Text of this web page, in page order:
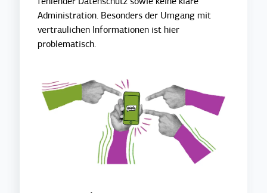
Administration. Besonders der Umgang mit
vertraulichen Informationen ist hier
problematisch.